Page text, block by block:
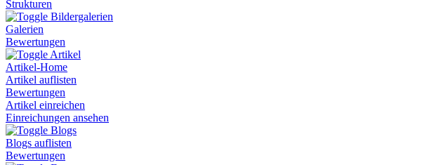
Strukturen
Bildergalerien
Galerien
Bewertungen
Artikel
Artikel-Home
Artikel auflisten
Bewertungen
Artikel einreichen
Einreichungen ansehen
Blogs
Blogs auflisten
Bewertungen